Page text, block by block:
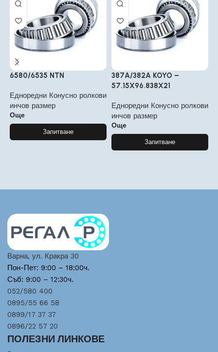
6580/6535 NTN
Едноредни Конусно ролкови
инчов размер
Още
Запитване
387A/382A KOYO –
57.15X96.838X21
Едноредни Конусно ролкови
инчов размер
Още
Запитване
Варна, ул. Кракра 30
Пон-Пет: 9:00 – 18:00ч.
Съб: 9:00 – 12:30ч.
052/580 400
0895/55 66 58
0899/17 37 37
0896/22 57 20
ПОЛЕЗНИ ЛИНКОВЕ